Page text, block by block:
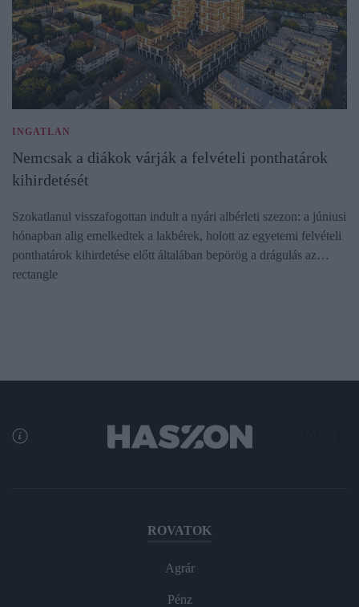
INGATLAN
Nemcsak a diákok várják a felvételi ponthatárok
kihirdetését
Szokatlanul visszafogottan indult a nyári albérleti szezon: a júniusi
hónapban alig emelkedtek a lakbérek, holott az egyetemi felvételi
ponthatárok kihirdetése előtt általában bepörög a drágulás az…
rectangle
ROVATOK
Agrár
Pénz